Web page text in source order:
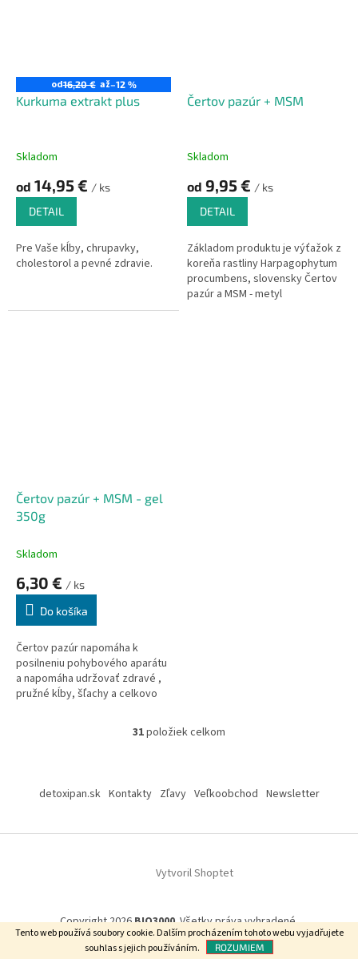
Tento web používá soubory cookie.Dalším procházením tohoto webu vyjadřujete
souhlas s jejich používáním.
ROZUMIEM
od16,20 € až–12 %
Kurkuma extrakt plus
Skladom
od 14,95 € / ks
DETAIL
Pre Vaše kĺby, chrupavky,
cholestorol a pevné zdravie.
Čertov pazúr + MSM
Skladom
od 9,95 € / ks
DETAIL
Základom produktu je výťažok z
koreňa rastliny Harpagophytum
procumbens, slovensky Čertov
pazúr a MSM - metyl
Čertov pazúr + MSM - gel
350g
Skladom
6,30 € / ks
Do košíka
Čertov pazúr napomáha k
posilneniu pohybového aparátu
a napomáha udržovať zdravé ,
pružné kĺby, šľachy a celkovo
MSM - látka, ktorá je súčasťou
výrobku, obsahuje prírodnú síru
O
d
c
p
k
y
v
31položiek celkom
detoxipan.sk Kontakty Zľavy Veľkoobchod Newsletter
Vytvoril Shoptet
Copyright 2026BIO3000. Všetky práva vyhradené.